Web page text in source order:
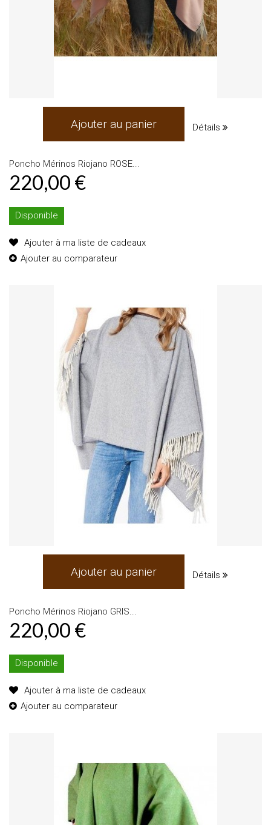
Ajouter au panier Détails
Poncho Mérinos Riojano ROSE...
220,00 €
Disponible
Ajouter à ma liste de cadeaux
Ajouter au comparateur
Ajouter au panier Détails
Poncho Mérinos Riojano GRIS...
220,00 €
Disponible
Ajouter à ma liste de cadeaux
Ajouter au comparateur